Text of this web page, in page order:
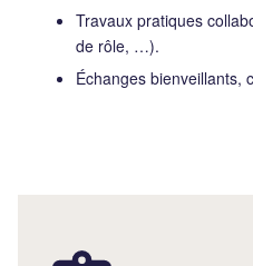
Travaux pratiques
de rôle, …).
Échanges bienveillants,